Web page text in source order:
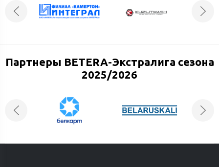
Партнеры BETERA-Экстралига сезона
2025/2026